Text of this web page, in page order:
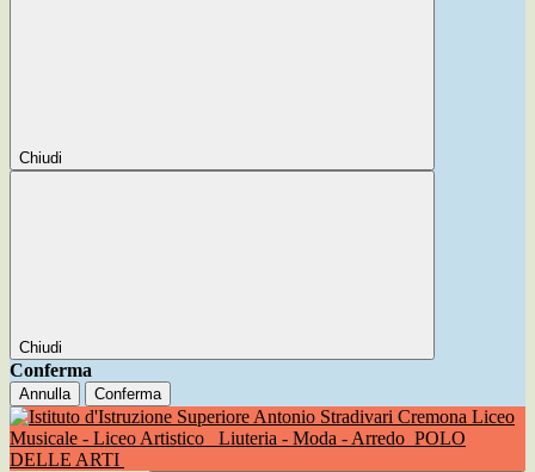
Chiudi
Chiudi
Conferma
Annulla Conferma
Liceo
Musicale - Liceo Artistico
Liuteria - Moda - Arredo POLO
DELLE ARTI